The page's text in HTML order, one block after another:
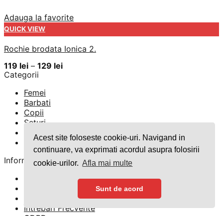
Acest site foloseste cookie-uri. Navigand in
continuare, va exprimati acordul asupra folosirii
cookie-urilor. Afla mai multe
Sunt de acord
Adauga la favorite
QUICK VIEW
Rochie brodata Ionica 2.
119 lei – 129 leiInterval
Categorii
Femei
Barbati
Copii
Seturi
Home & Deco
Promotii
Informatii
Întrebări Frecvente